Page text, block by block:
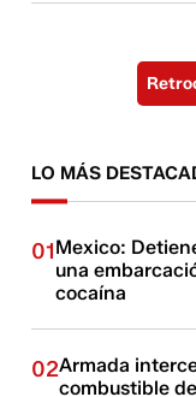
LO MÁS
01Mexico:
una
cocaína
02Armada
combustible